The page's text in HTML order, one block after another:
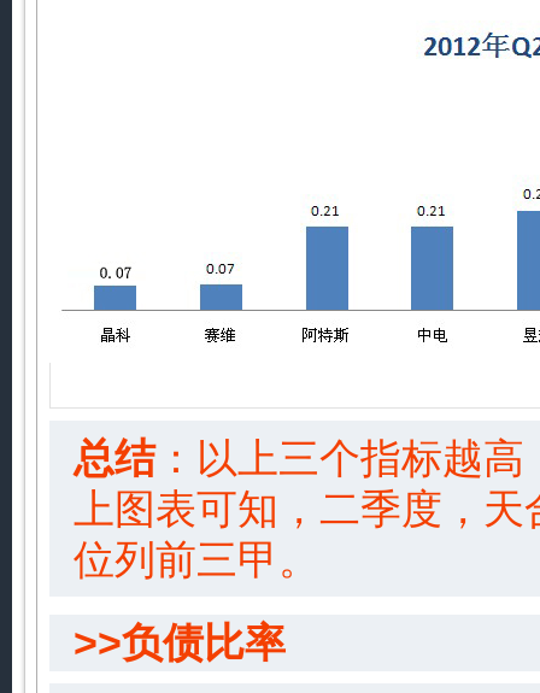
总结：以上三个指标越
上图表可知，二季度，
位列前三甲。
>>负债比率